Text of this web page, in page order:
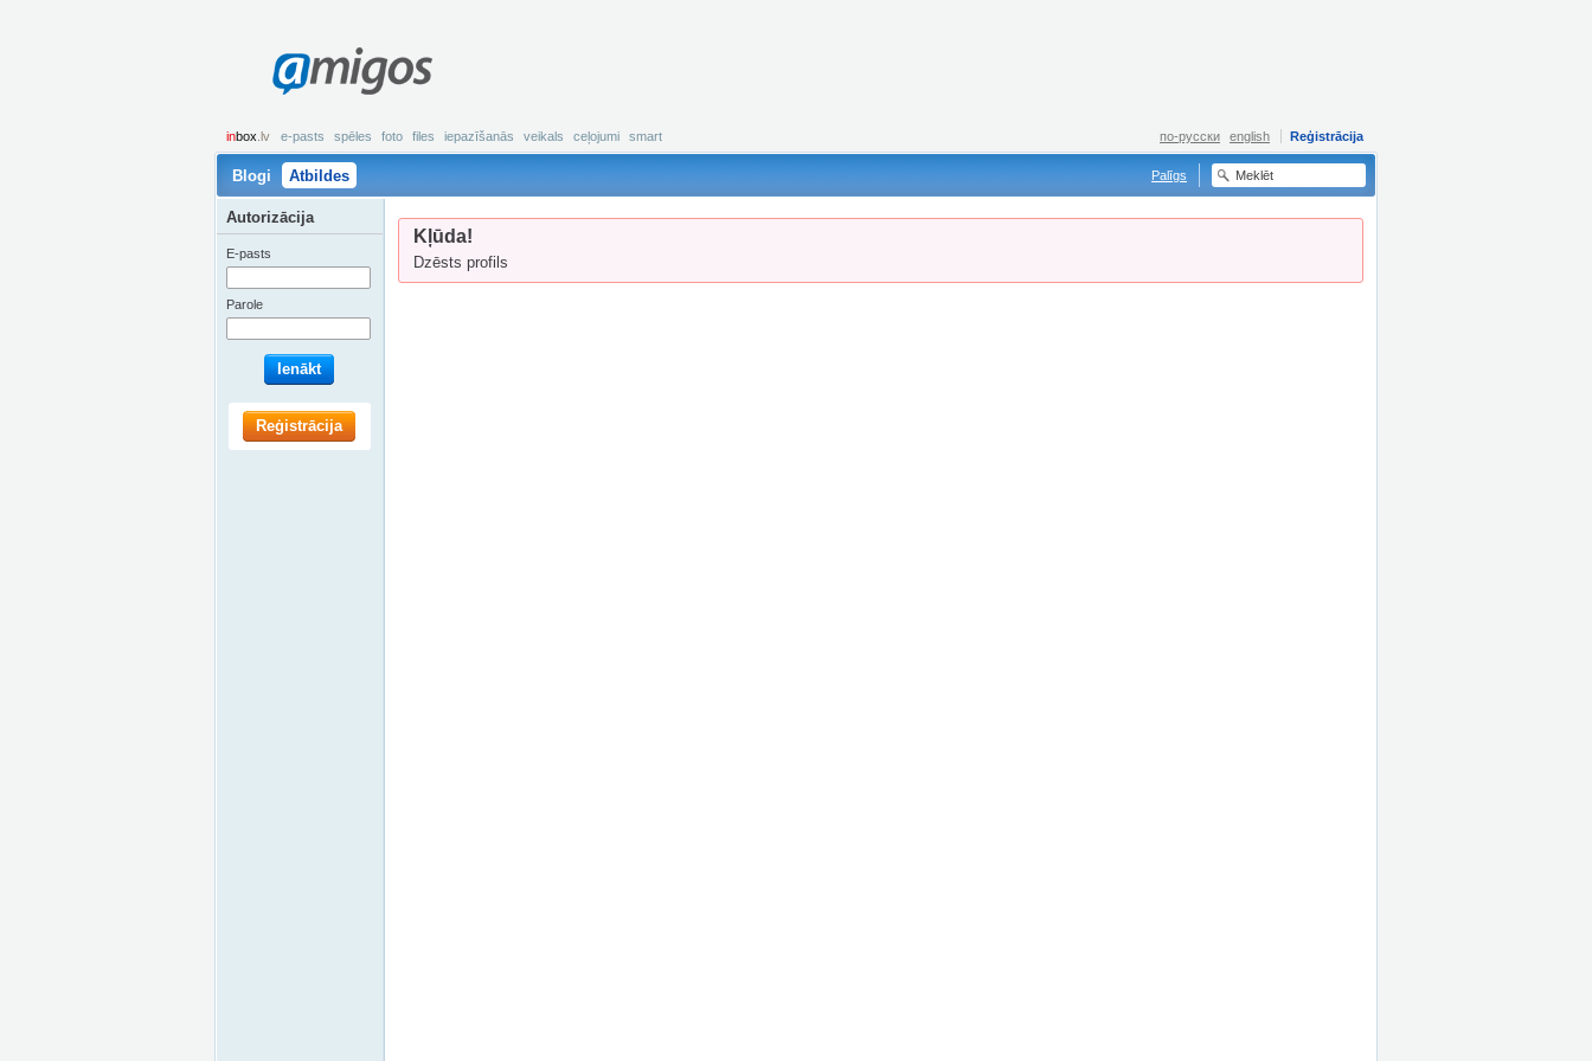
amigos
inbox .lv e-pasts spēles foto files iepazīšanās veikals ceļojumi smart Reģistrācija
по-русски english
Blogi Atbildes Palīgs
Kļūda!
Dzēsts profils
Autorizācija
E-pasts
Parole
Ienākt
Reģistrācija